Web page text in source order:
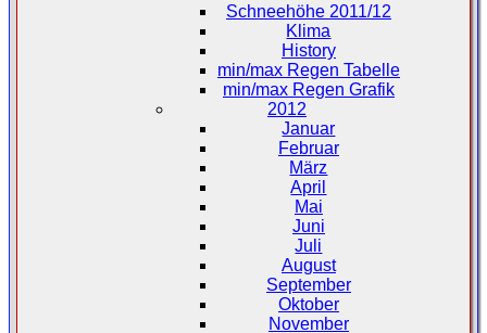
Schneehöhe 2011/12
Klima
History
min/max Regen Tabelle
min/max Regen Grafik
2012
Januar
Februar
März
April
Mai
Juni
Juli
August
September
Oktober
November